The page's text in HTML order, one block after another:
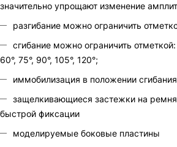
значительно упрощают изменение
разгибание можно ограничить
сгибание можно ограничить отметкой:
60°, 75°, 90°, 105°, 120°;
иммобилизация в положении
защелкивающиеся застежки на
быстрой фиксации
моделируемые боковые пластины